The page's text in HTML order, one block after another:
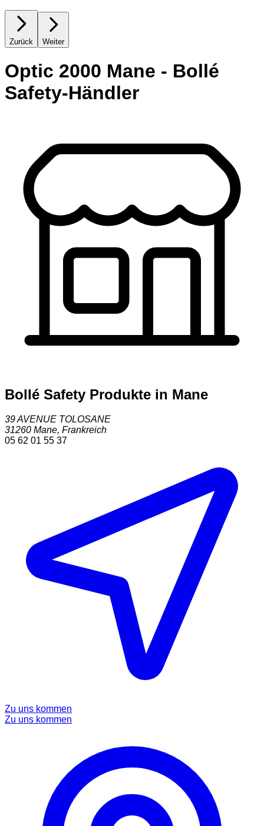
Zurück Weiter
Optic 2000 Mane - Bollé
Safety-Händler
Bollé Safety Produkte in Mane
39 AVENUE TOLOSANE
31260 Mane, Frankreich
05 62 01 55 37
Zu uns kommen
Zu uns kommen